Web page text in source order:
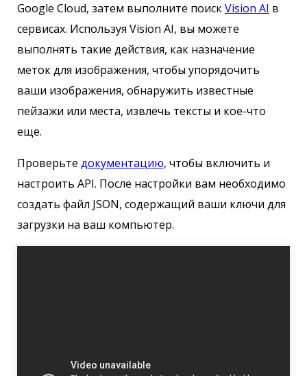
Google Cloud, затем выполните поискVision AI в
сервисах. Используя Vision AI, вы можете
выполнять такие действия, как назначение
меток для изображения, чтобы упорядочить
ваши изображения, обнаружить известные
пейзажи или места, извлечь тексты и кое-что
еще.
Проверьте документацию, чтобы включить и
настроить API. После настройки вам необходимо
создать файл JSON, содержащий ваши ключи для
загрузки на ваш компьютер.